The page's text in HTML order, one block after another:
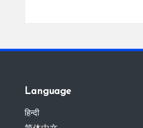
Language
हिन्दी